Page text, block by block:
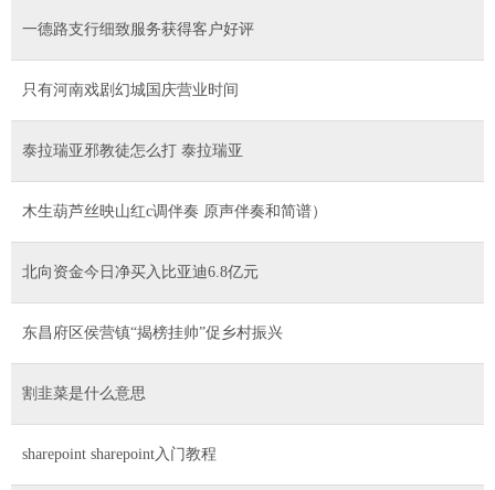
一德路支行细致服务获得客户好评
只有河南戏剧幻城国庆营业时间
泰拉瑞亚邪教徒怎么打 泰拉瑞亚
木生葫芦丝映山红c调伴奏 原声伴奏和简谱）
北向资金今日净买入比亚迪6.8亿元
东昌府区侯营镇“揭榜挂帅”促乡村振兴
割韭菜是什么意思
sharepoint sharepoint入门教程